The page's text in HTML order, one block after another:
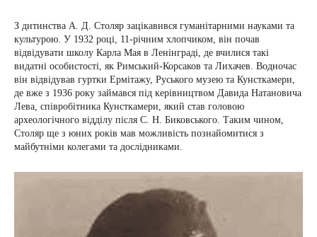
З дитинства А. Д. Столяр зацікавився гуманітарними науками та
культурою. У 1932 році, 11-річним хлопчиком, він почав
відвідувати школу Карла Мая в Ленінграді, де вчилися такі
видатні особистості, як Римський-Корсаков та Лихачев. Водночас
він відвідував гуртки Ермітажу, Руського музею та Кунсткамери,
де вже з 1936 року займався під керівництвом Давида Натановича
Лева, співробітника Кунсткамери, який став головою
археологічного відділу після С. Н. Биковського. Таким чином,
Столяр ще з юних років мав можливість познайомитися з
майбутніми колегами та дослідниками.